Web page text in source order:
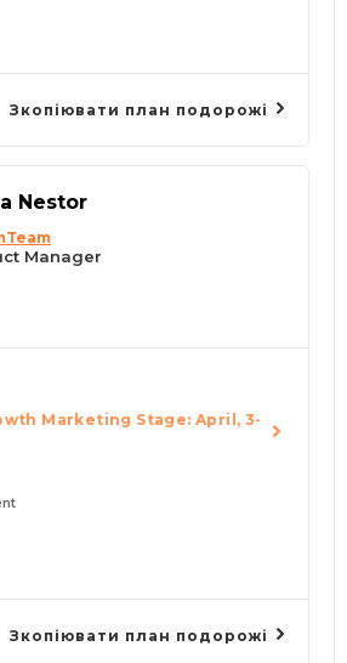
Зкопіювати план подорожі
Nestor
Manager
Marketing Stage: April, 3-
Зкопіювати план подорожі